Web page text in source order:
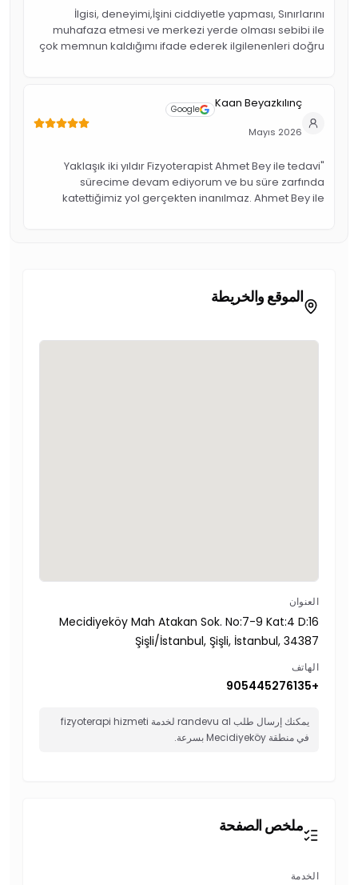
İlgisi, deneyimi,İşini ciddiyetle yapması, Sınırlarını
muhafaza etmesi ve merkezi yerde olması sebibi ile
çok memnun kaldığımı ifade ederek ilgilenenleri doğru
Kaan Beyazkılınç
Google
Mayıs 2026
"Yaklaşık iki yıldır Fizyoterapist Ahmet Bey ile tedavi
sürecime devam ediyorum ve bu süre zarfında
katettiğimiz yol gerçekten inanılmaz. Ahmet Bey ile
işini gerçekten çok profesyonelce, titizlikle ve güler
yüzle yapan bir kadro. Sadece bana değil; anneme,
ailemizin fizyoterapisti oldular. Kendi sağlık
الموقع والخريطة
العنوان
Mecidiyeköy Mah Atakan Sok. No:7-9 Kat:4 D:16
Şişli/İstanbul, Şişli, İstanbul, 34387
الهاتف
+905445276135
يمكنك إرسال طلب randevu al لخدمة fizyoterapi hizmeti
في منطقة Mecidiyeköy بسرعة.
ملخص الصفحة
الخدمة